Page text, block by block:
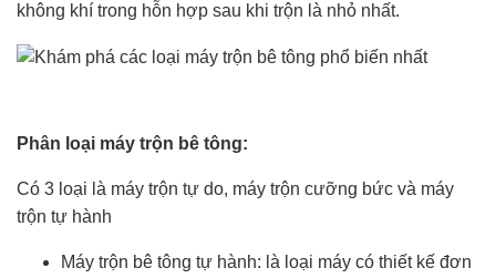
không khí trong hỗn hợp sau khi trộn là nhỏ nhất.
Phân loại máy trộn bê tông:
Có 3 loại là máy trộn tự do, máy trộn cưỡng bức và máy
trộn tự hành
Máy trộn bê tông tự hành: là loại máy có thiết kế đơn